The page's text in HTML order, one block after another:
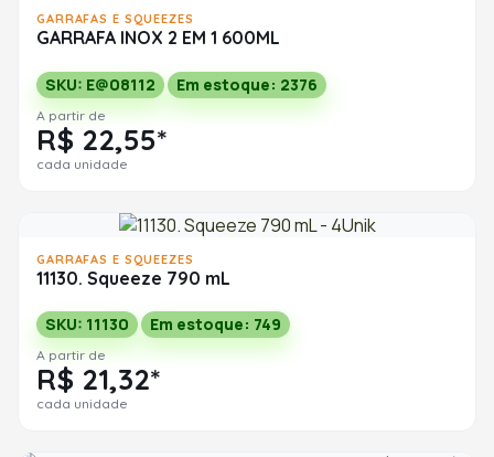
GARRAFAS E SQUEEZES
GARRAFA INOX 2 EM 1 600ML
SKU: E@08112 Em estoque: 2376
A partir de
R$ 22,55*
cada unidade
GARRAFAS E SQUEEZES
11130. Squeeze 790 mL
SKU: 11130 Em estoque: 749
A partir de
R$ 21,32*
cada unidade